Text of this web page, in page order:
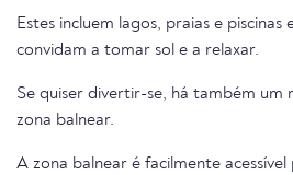
Estes incluem lagos, praias e piscinas
convidam a tomar sol e a relaxar.
Se quiser divertir-se, há também um
zona balnear.
A zona balnear é facilmente